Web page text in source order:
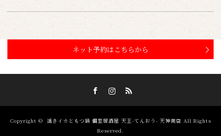
ネット予約はこちらから
Copyright © 活きイカともつ鍋 個室居酒屋 天王-てんおう- 天神南店 All Rights
Reserved.